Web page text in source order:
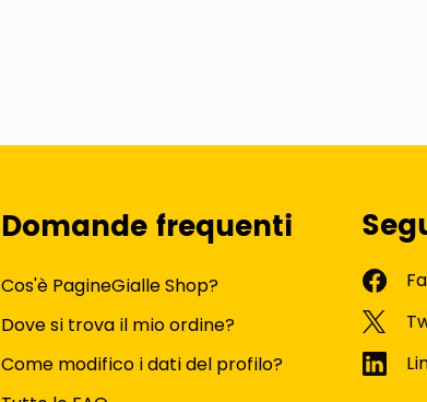
Domande frequenti
Cos'è PagineGialle Shop?
Dove si trova il mio ordine?
Come modifico i dati del profilo?